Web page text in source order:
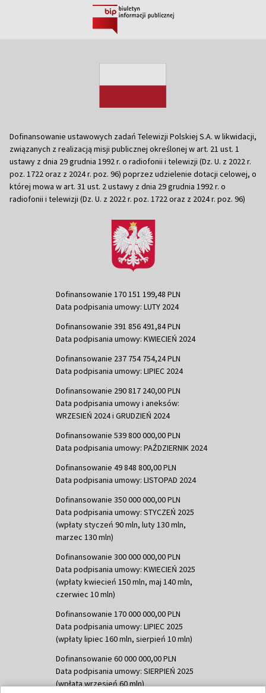
Dofinansowanie ustawowych zadań Telewizji Polskiej S.A. w likwidacji,
związanych z realizacją misji publicznej określonej w art. 21 ust. 1
ustawy z dnia 29 grudnia 1992 r. o radiofonii i telewizji (Dz. U. z 2022 r.
poz. 1722 oraz z 2024 r. poz. 96) poprzez udzielenie dotacji celowej, o
której mowa w art. 31 ust. 2 ustawy z dnia 29 grudnia 1992 r. o
radiofonii i telewizji (Dz. U. z 2022 r. poz. 1722 oraz z 2024 r. poz. 96)
Dofinansowanie 170 151 199,48 PLN
Data podpisania umowy: LUTY 2024
Dofinansowanie 391 856 491,84 PLN
Data podpisania umowy: KWIECIEŃ 2024
Dofinansowanie 237 754 754,24 PLN
Data podpisania umowy: LIPIEC 2024
Dofinansowanie 290 817 240,00 PLN
Data podpisania umowy i aneksów:
WRZESIEŃ 2024 i GRUDZIEŃ 2024
Dofinansowanie 539 800 000,00 PLN
Data podpisania umowy: PAŹDZIERNIK 2024
Dofinansowanie 49 848 800,00 PLN
Data podpisania umowy: LISTOPAD 2024
Dofinansowanie 350 000 000,00 PLN
Data podpisania umowy: STYCZEŃ 2025
(wpłaty styczeń 90 mln, luty 130 mln,
marzec 130 mln)
Dofinansowanie 300 000 000,00 PLN
Data podpisania umowy: KWIECIEŃ 2025
(wpłaty kwiecień 150 mln, maj 140 mln,
czerwiec 10 mln)
Dofinansowanie 170 000 000,00 PLN
Data podpisania umowy: LIPIEC 2025
(wpłaty lipiec 160 mln, sierpień 10 mln)
Dofinansowanie 60 000 000,00 PLN
Data podpisania umowy: SIERPIEŃ 2025
(wpłata wrzesień 60 mln)